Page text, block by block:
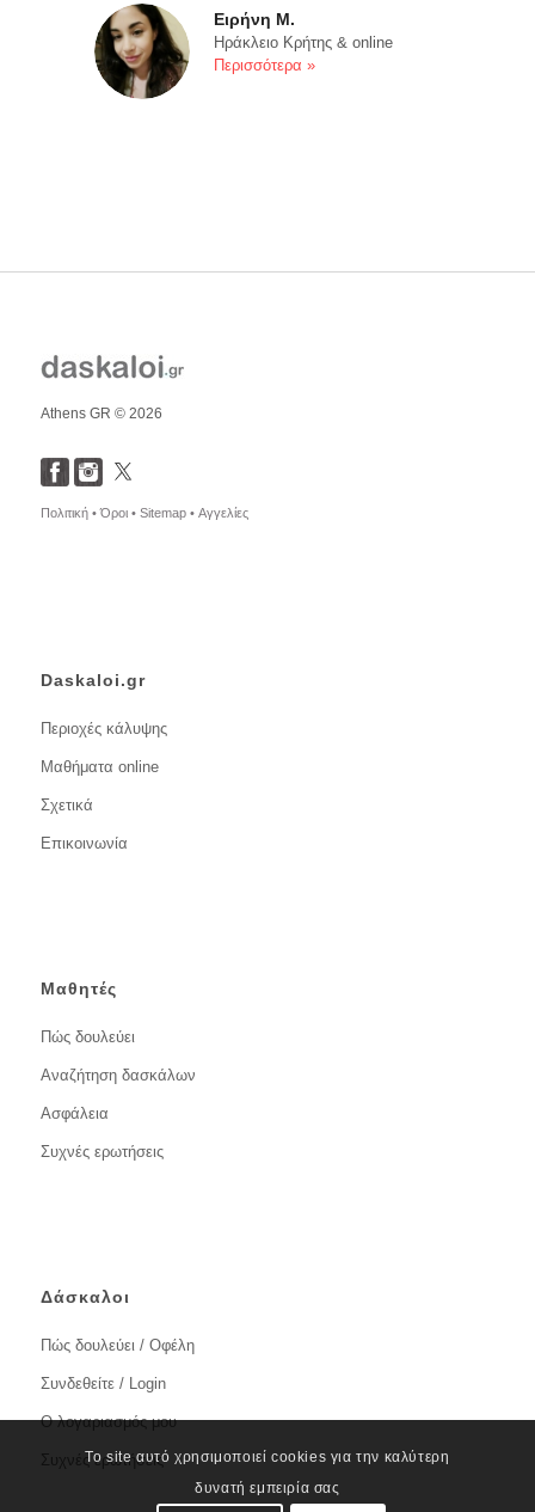
Ειρήνη Μ.
Ηράκλειο Κρήτης & online
Περισσότερα »
Athens GR © 2026
Πολιτική •Όροι • Sitemap • Αγγελίες
Daskaloi.gr
Περιοχές κάλυψης
Μαθήματα online
Σχετικά
Επικοινωνία
Μαθητές
Πώς δουλεύει
Αναζήτηση δασκάλων
Ασφάλεια
Συχνές ερωτήσεις
Δάσκαλοι
Πώς δουλεύει / Οφέλη
Συνδεθείτε / Login
Ο λογαριασμός μου
Συχνές ερωτήσεις
Το site αυτό χρησιμοποιεί cookies για την καλύτερη
δυνατή εμπειρία σας